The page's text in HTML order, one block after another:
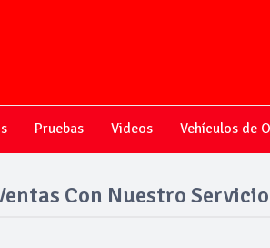
Pruebas Videos Vehículos de
Con Nuestro Servicio